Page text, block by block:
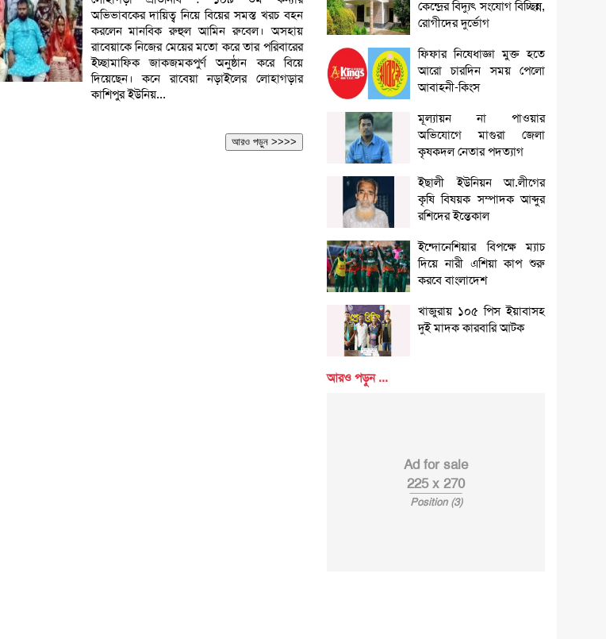
অভিভাবকের দায়িত্ব নিয়ে বিয়ের সমস্ত খরচ বহন
করলেন মানবিক রুহুল আমিন রুবেল। অসহায়
রাবেয়াকে নিজের মেয়ের মতো করে তার পরিবারের
ইচ্ছামাফিক জাকজমকপুর্ণ অনুষ্ঠান করে বিয়ে
দিয়েছেন। কনে রাবেয়া নড়াইলের লোহাগড়ার
কাশিপুর ইউনিয়...
আরও পড়ুন >>>>
কেন্দ্রের বিদ্যুৎ সংযোগ বিচ্ছিন্ন,
রোগীদের দুর্ভোগ
ফিফার নিষেধাজ্ঞা মুক্ত হতে
আরো চারদিন সময় পেলো
আবাহনী-কিংস
মূল্যায়ন না পাওয়ার
অভিযোগে মাগুরা জেলা
কৃষকদল নেতার পদত্যাগ
ইছালী ইউনিয়ন আ.লীগের
কৃষি বিষয়ক সম্পাদক আব্দুর
রশিদের ইন্তেকাল
ইন্দোনেশিয়ার বিপক্ষে ম্যাচ
দিয়ে নারী এশিয়া কাপ শুরু
করবে বাংলাদেশ
খাজুরায় ১০৫ পিস ইয়াবাসহ
দুই মাদক কারবারি আটক
আরও পড়ুন ...
Ad for sale
225 x 270
Position (3)